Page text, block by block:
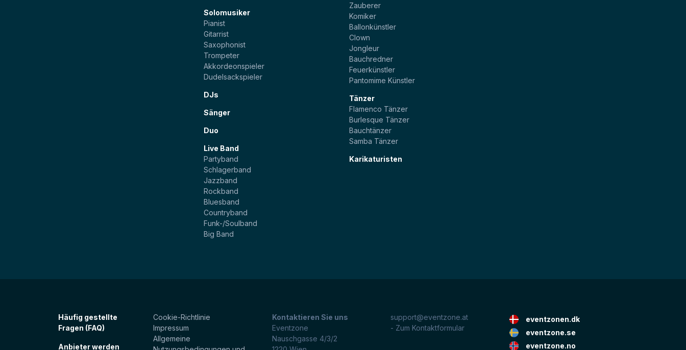
Solomusiker
Pianist
Gitarrist
Saxophonist
Trompeter
Akkordeonspieler
Dudelsackspieler
DJs
Sänger
Duo
Live Band
Partyband
Schlagerband
Jazzband
Rockband
Bluesband
Countryband
Funk-/Soulband
Big Band
Zauberer
Komiker
Ballonkünstler
Clown
Jongleur
Bauchredner
Feuerkünstler
Pantomime Künstler
Tänzer
Flamenco Tänzer
Burlesque Tänzer
Bauchtänzer
Samba Tänzer
Karikaturisten
Häufig gestellte
Fragen (FAQ)
Anbieter werden
Cookie-Richtlinie
Impressum
Allgemeine
Kontaktieren Sie uns
Eventzone
Nauschgasse 4/3/2
support@eventzone.at
- Zum Kontaktformular
eventzonen.dk
eventzone.se
eventzone.no